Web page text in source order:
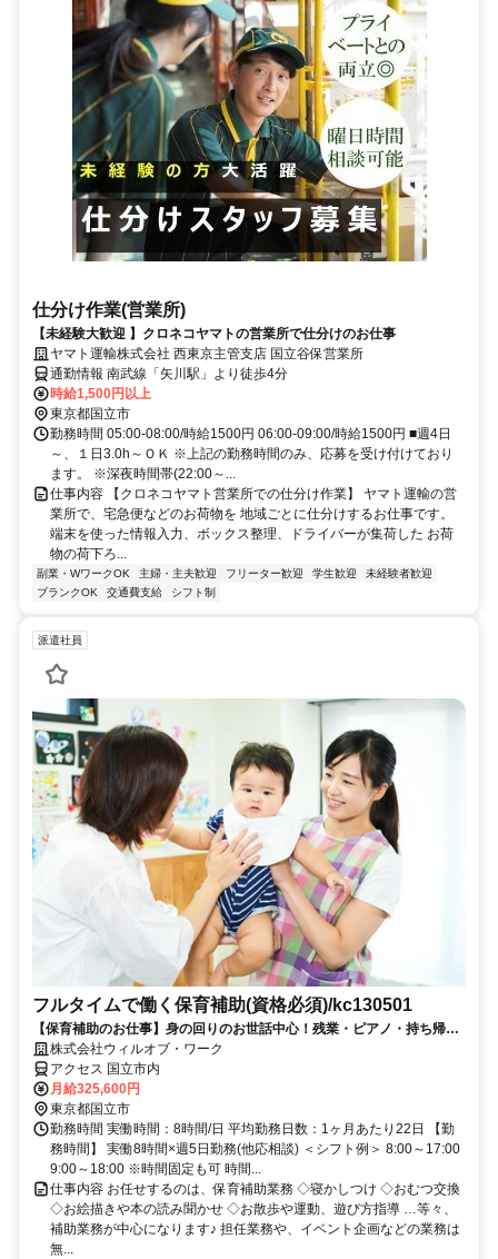
仕分け作業(営業所)
【未経験大歓迎 】クロネコヤマトの営業所で仕分けのお仕事
ヤマト運輸株式会社 西東京主管支店 国立谷保営業所
通勤情報 南武線「矢川駅」より徒歩4分
時給1,500円以上
東京都国立市
勤務時間 05:00-08:00/時給1500円 06:00-09:00/時給1500円 ■週4日
～、１日3.0h～ＯＫ ※上記の勤務時間のみ、応募を受け付けており
ます。 ※深夜時間帯(22:00～...
仕事内容 【クロネコヤマト営業所での仕分け作業】 ヤマト運輸の営
業所で、宅急便などのお荷物を 地域ごとに仕分けするお仕事です。
端末を使った情報入力、ボックス整理、ドライバーが集荷した お荷
物の荷下ろ...
副業・WワークOK 主婦・主夫歓迎 フリーター歓迎 学生歓迎
未経験者歓迎
ブランクOK
交通費支給 シフト制
派遣社員
フルタイムで働く保育補助(資格必須)/kc130501
【保育補助のお仕事】身の回りのお世話中心！残業・ピアノ・持ち帰り
仕事なし♪【平日のみも可能！】
株式会社ウィルオブ・ワーク
アクセス 国立市内
月給325,600円
東京都国立市
勤務時間 実働時間：8時間/日 平均勤務日数：1ヶ月あたり22日 【勤
務時間】 実働8時間×週5日勤務(他応相談) ＜シフト例＞ 8:00～17:00
9:00～18:00 ※時間固定も可 時間...
仕事内容 お任せするのは、保育補助業務 ◇寝かしつけ ◇おむつ交換
◇お絵描きや本の読み聞かせ ◇お散歩や運動、遊び方指導 …等々、
補助業務が中心になります♪ 担任業務や、イベント企画などの業務は
無...